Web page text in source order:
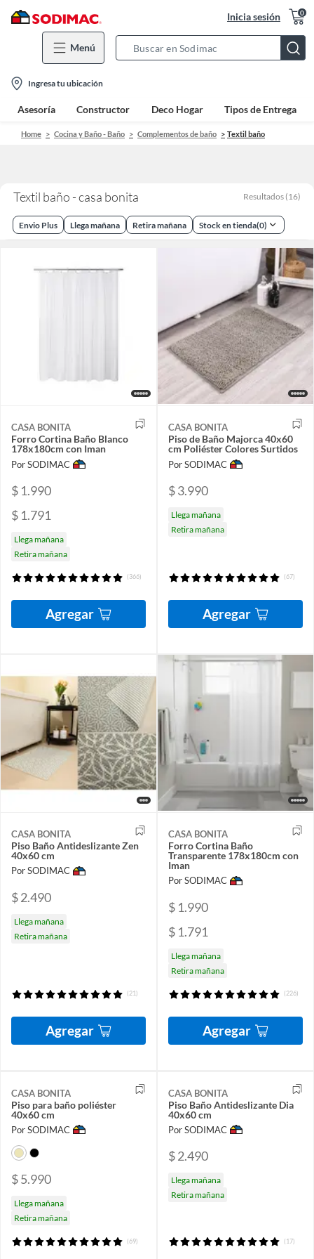
Inicia sesión 0
Menú
Bar
location-
icon
Ingresa tu ubicación
Asesoría Constructor Deco Hogar Tipos de Entrega
Home Cocina y Baño - Baño Complementos de baño Textil baño
Textil baño - casa bonita Resultados (16)
Envio Plus Llega mañana Retira mañana Stock en tienda(0)
CASA BONITA
Forro Cortina Baño Blanco
178x180cm con Iman
Por SODIMAC
$ 1.990
$ 1.791
Llega mañana
Retira mañana
(366)
Agregar
CASA BONITA
Piso de Baño Majorca 40x60
cm Poliéster Colores Surtidos
Por SODIMAC
$ 3.990
Llega mañana
Retira mañana
(67)
Agregar
CASA BONITA
Piso Baño Antideslizante Zen
40x60 cm
Por SODIMAC
$ 2.490
Llega mañana
Retira mañana
(21)
Agregar
CASA BONITA
Forro Cortina Baño
Transparente 178x180cm con
Iman
Por SODIMAC
$ 1.990
$ 1.791
Llega mañana
Retira mañana
(226)
Agregar
CASA BONITA
Piso para baño poliéster
40x60 cm
Por SODIMAC
$ 5.990
Llega mañana
Retira mañana
(69)
CASA BONITA
Piso Baño Antideslizante Dia
40x60 cm
Por SODIMAC
$ 2.490
Llega mañana
Retira mañana
(17)